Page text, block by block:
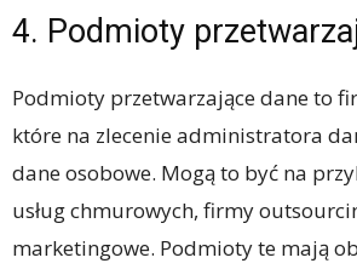
4. Podmioty
Podmioty przetwarzające dane to
które na zlecenie administratora
dane osobowe. Mogą to być na
usług chmurowych, firmy
marketingowe. Podmioty te mają